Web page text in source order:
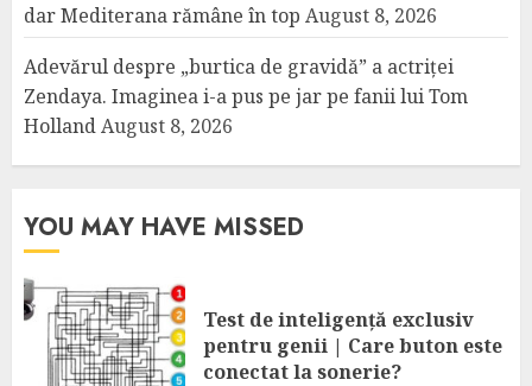
dar Mediterana rămâne în top August 8, 2026
Adevărul despre „burtica de gravidă” a actriței
Zendaya. Imaginea i-a pus pe jar pe fanii lui Tom
HollandAugust 8, 2026
YOU MAY HAVE MISSED
Test de inteligență exclusiv
pentru genii | Care buton este
conectat la sonerie?